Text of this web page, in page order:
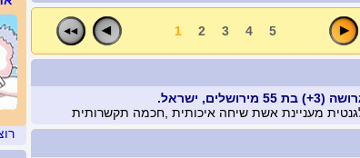
1 2 3 4 5
(3+) בת 55 מירושלים, ישראל.
מעניינת אשת שיחה איכותית ,חכמה תקשרותית